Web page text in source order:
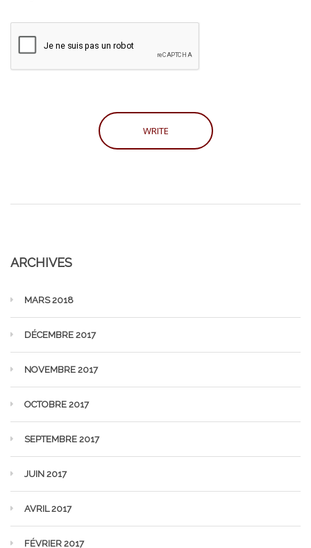
ARCHIVES
MARS 2018
DÉCEMBRE 2017
NOVEMBRE 2017
OCTOBRE 2017
SEPTEMBRE 2017
JUIN 2017
AVRIL 2017
FÉVRIER 2017